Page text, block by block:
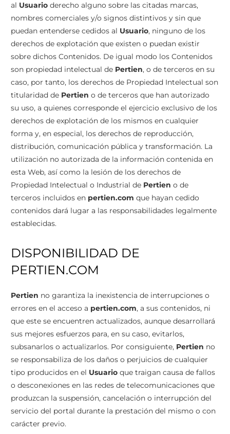
al Usuario derecho alguno sobre las citadas marcas,
nombres comerciales y/o signos distintivos y sin que
puedan entenderse cedidos al Usuario, ninguno de los
derechos de explotación que existen o puedan existir
sobre dichos Contenidos. De igual modo los Contenidos
son propiedad intelectual de Pertien, o de terceros en su
caso, por tanto, los derechos de Propiedad Intelectual son
titularidad de Pertien o de terceros que han autorizado
su uso, a quienes corresponde el ejercicio exclusivo de los
derechos de explotación de los mismos en cualquier
forma y, en especial, los derechos de reproducción,
distribución, comunicación pública y transformación. La
utilización no autorizada de la información contenida en
esta Web, así como la lesión de los derechos de
Propiedad Intelectual o Industrial de Pertien o de
terceros incluidos en pertien.com que hayan cedido
contenidos dará lugar a las responsabilidades legalmente
establecidas.
DISPONIBILIDAD DE
PERTIEN.COM
Pertien no garantiza la inexistencia de interrupciones o
errores en el acceso a pertien.com, a sus contenidos, ni
que este se encuentren actualizados, aunque desarrollará
sus mejores esfuerzos para, en su caso, evitarlos,
subsanarlos o actualizarlos. Por consiguiente, Pertien no
se responsabiliza de los daños o perjuicios de cualquier
tipo producidos en el Usuario que traigan causa de fallos
o desconexiones en las redes de telecomunicaciones que
produzcan la suspensión, cancelación o interrupción del
servicio del portal durante la prestación del mismo o con
carácter previo.